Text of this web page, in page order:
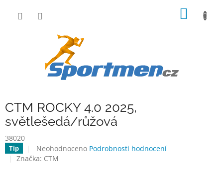
CTM ROCKY 4.0 2025,
světlešedá/růžová
38020
Tip
Průměrné
hodnocení
Neohodnoceno Podrobnosti hodnocení
Značka: CTM